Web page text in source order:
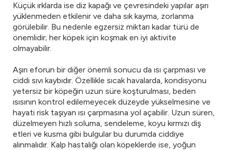
Küçük ırklarda ise diz kapağı ve çevresindeki yapılar aşırı
yüklenmeden etkilenir ve daha sık kayma, zorlanma
görülebilir. Bu nedenle egzersiz miktarı kadar türü de
önemlidir; her köpek için koşmak en iyi aktivite
olmayabilir.
Aşırı eforun bir diğer önemli sonucu da ısı çarpması ve
ciddi sıvı kaybıdır. Özellikle sıcak havalarda, kondisyonu
yetersiz bir köpeğin uzun süre koşturulması, beden
ısısının kontrol edilemeyecek düzeyde yükselmesine ve
hayati risk taşıyan ısı çarpmasına yol açabilir. Uzun süren,
düzelmeyen hızlı soluma, sendeleme, koyu kırmızı diş
etleri ve kusma gibi bulgular bu durumda ciddiye
alınmalıdır. Kalp hastalığı olan köpeklerde ise, yoğun